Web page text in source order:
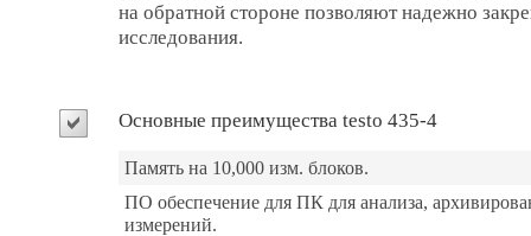
на обратной стороне позволяют надежно
исследования.
Основные преимущества testo 435-4
Память на 10,000 изм. блоков.
ПО обеспечение для ПК для анализа,
измерений.